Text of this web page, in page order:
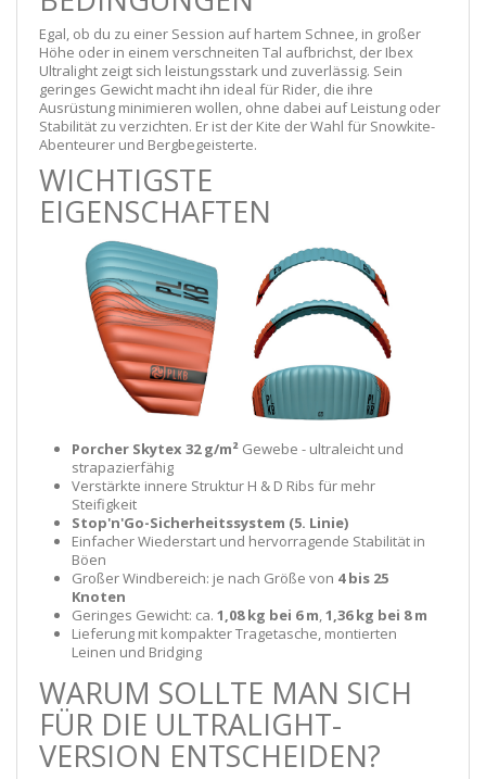
Egal, ob du zu einer Session auf hartem Schnee, in großer
Höhe oder in einem verschneiten Tal aufbrichst, der Ibex
Ultralight zeigt sich leistungsstark und zuverlässig. Sein
geringes Gewicht macht ihn ideal für Rider, die ihre
Ausrüstung minimieren wollen, ohne dabei auf Leistung oder
Stabilität zu verzichten. Er ist der Kite der Wahl für Snowkite-
Abenteurer und Bergbegeisterte.
WICHTIGSTE
EIGENSCHAFTEN
Porcher Skytex 32 g/m² Gewebe - ultraleicht und
strapazierfähig
Verstärkte innere Struktur H & D Ribs für mehr
Steifigkeit
Stop'n'Go-Sicherheitssystem (5. Linie)
Einfacher Wiederstart und hervorragende Stabilität in
Böen
Großer Windbereich: je nach Größe von 4 bis 25
Knoten
Geringes Gewicht: ca. 1,08 kg bei 6 m,1,36 kg bei 8 m
Lieferung mit kompakter Tragetasche, montierten
Leinen und Bridging
WARUM SOLLTE MAN SICH
FÜR DIE ULTRALIGHT-
VERSION ENTSCHEIDEN?